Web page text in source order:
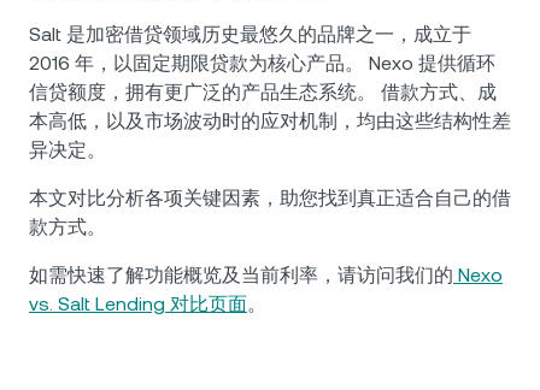
私人客户
忠诚度计划
Polkadot DOT 2.36%
XRP XRP 2.74%
EURC
浏览全部资产
Salt 是加密借贷领域历史最悠久的品牌之一，成立于
2016 年，以固定期限贷款为核心产品。 Nexo 提供循环
信贷额度，拥有更广泛的产品生态系统。 借款方式、成
本高低，以及市场波动时的应对机制，均由这些结构性差
异决定。
本文对比分析各项关键因素，助您找到真正适合自己的借
款方式。
如需快速了解功能概览及当前利率，请访问我们的 Nexo
vs. Salt Lending 对比页面。